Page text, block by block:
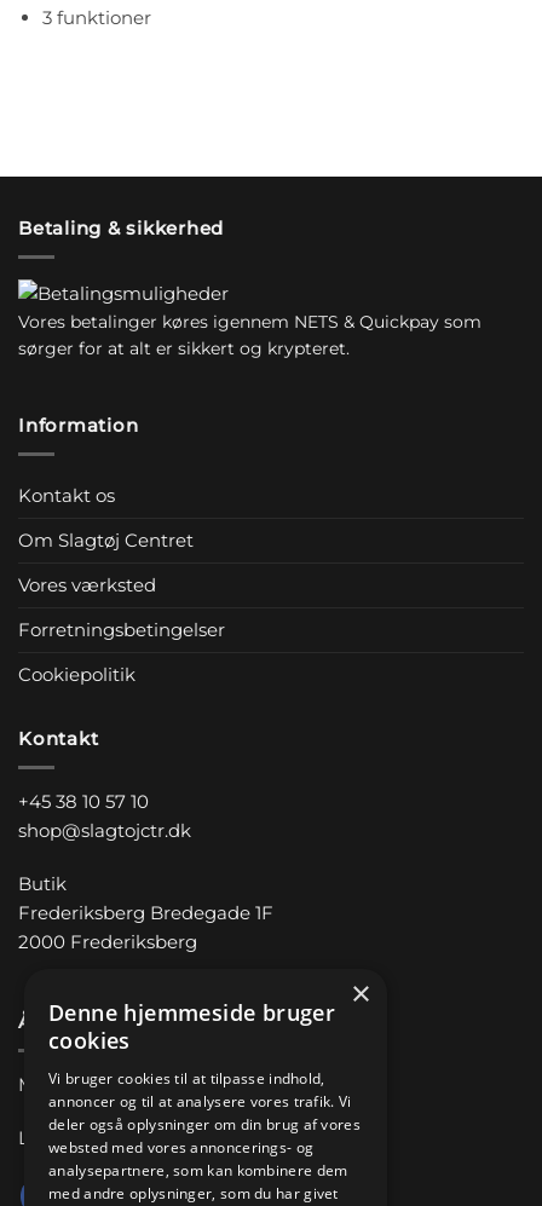
3 funktioner
Betaling & sikkerhed
Vores betalinger køres igennem NETS & Quickpay som
sørger for at alt er sikkert og krypteret.
Information
Kontakt os
Om Slagtøj Centret
Vores værksted
Forretningsbetingelser
Cookiepolitik
Kontakt
+45 38 10 57 10
shop@slagtojctr.dk
Butik
Frederiksberg Bredegade 1F
2000 Frederiksberg
Åbningstider
Man-Fre 11.00 – 18.00
Lørdag 10.00 – 14.00
×
Denne hjemmeside bruger
cookies
Vi bruger cookies til at tilpasse indhold,
annoncer og til at analysere vores trafik. Vi
deler også oplysninger om din brug af vores
websted med vores annoncerings- og
analysepartnere, som kan kombinere dem
med andre oplysninger, som du har givet